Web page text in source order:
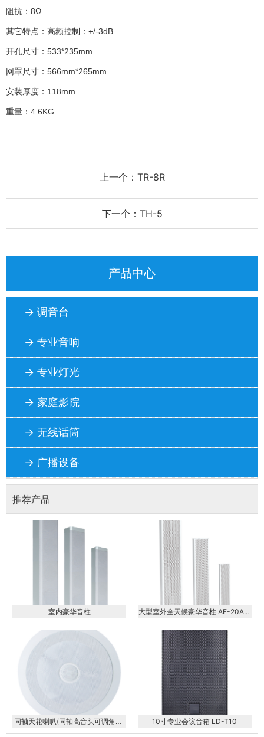
阻抗：8Ω
其它特点：高频控制：+/-3dB
开孔尺寸：533*235mm
网罩尺寸：566mm*265mm
安装厚度：118mm
重量：4.6KG
上一个：TR-8R
下一个：TH-5
产品中心
→ 调音台
→ 专业音响
→ 专业灯光
→ 家庭影院
→ 无线话筒
→ 广播设备
推荐产品
室内豪华音柱
大型室外全天候豪华音柱 AE-20AE-
同轴天花喇叭(同轴高音头可调角度)
KS-608AP
10寸专业会议音箱 LD-T10